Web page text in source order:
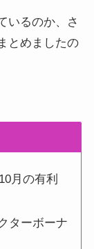
いるのか、さ
とめましたの
月の有利
ターボーナ